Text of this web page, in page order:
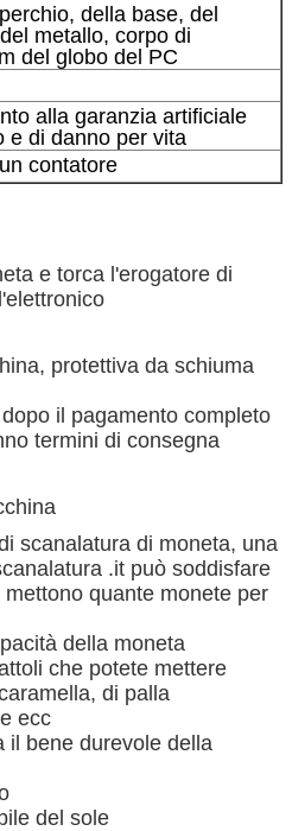
della base, del
metallo, corpo di
del globo del PC
alla garanzia artificiale
e di danno per vita
contatore
e torca l'erogatore di
protettiva da schiuma
il pagamento completo
termini di consegna
scanalatura di moneta, una
.it può soddisfare
quante monete per
della moneta
che potete mettere
di palla
ecc
il bene durevole della
del sole